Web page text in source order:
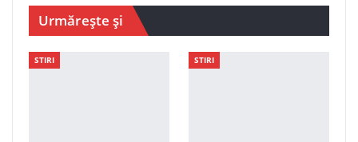
Urmărește și
STIRI STIRI